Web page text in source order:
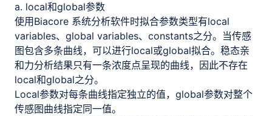
a. local和global参数
使用Biacore 系统分析软件时拟合参数类型有local
variables、global variables、constants之分。当传感
图包含多条曲线，可以进行local或global拟合。稳态亲
和力分析结果只有一条浓度点呈现的曲线，因此不存在
local和global之分。
Local参数对每条曲线指定独立的值，global参数对整个
传感图曲线指定同一值。